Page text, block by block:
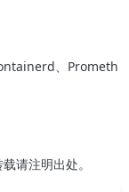
、Prometh
请注明出处。